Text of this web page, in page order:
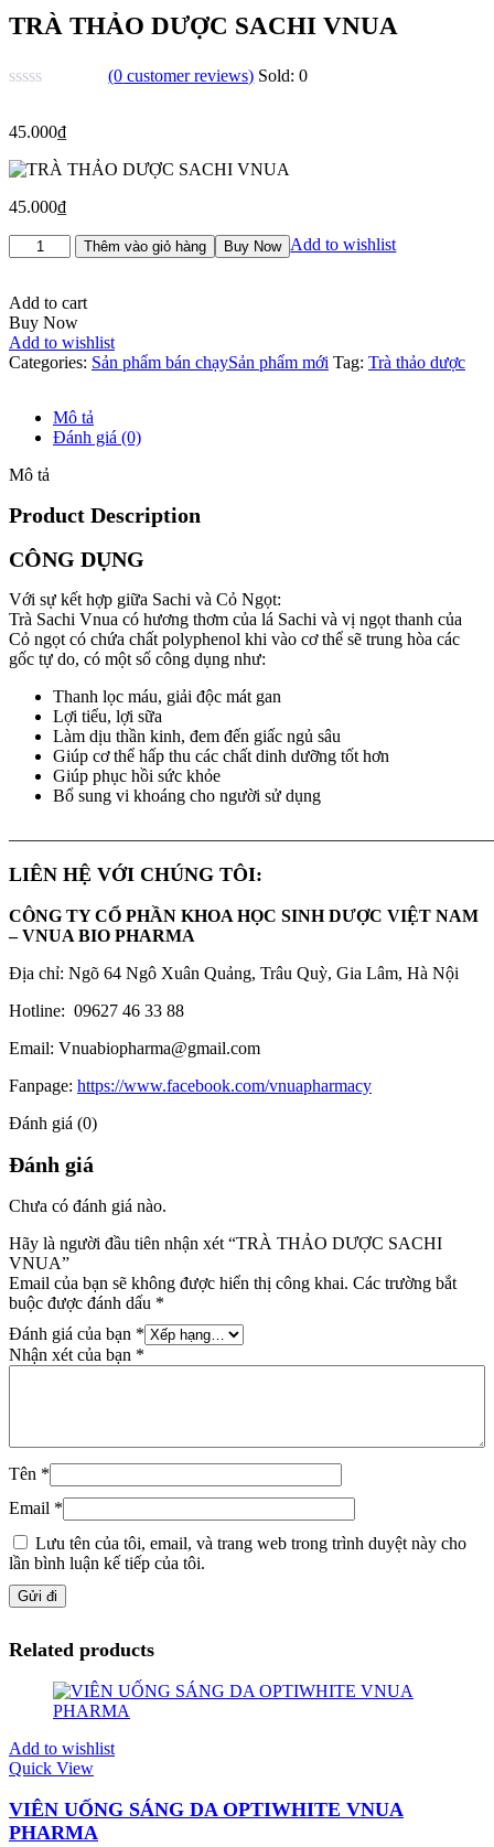
TRÀ THẢO DƯỢC SACHI VNUA
(0 customer reviews) Sold:0
45.000₫
45.000₫
TRÀ
THẢO
SACHI
VNUA
số
lượng
Thêm vào giỏ hàng Buy Now Add to wishlist
Add to cart
Buy Now
Add to wishlist
Categories: Sản phẩm bán chạySản phẩm mới Tag: Trà thảo dược
Mô tả
Đánh giá (0)
Mô tả
Product Description
CÔNG DỤNG
Với sự kết hợp giữa Sachi và Cỏ Ngọt:
Trà Sachi Vnua có hương thơm của lá Sachi và vị ngọt thanh của
Cỏ ngọt có chứa chất polyphenol khi vào cơ thể sẽ trung hòa các
gốc tự do, có một số công dụng như:
Thanh lọc máu, giải độc mát gan
Lợi tiểu, lợi sữa
Làm dịu thần kinh, đem đến giấc ngủ sâu
Giúp cơ thể hấp thu các chất dinh dưỡng tốt hơn
Giúp phục hồi sức khỏe
Bổ sung vi khoáng cho người sử dụng
LIÊN HỆ VỚI CHÚNG TÔI:
CÔNG TY CỔ PHẦN KHOA HỌC SINH DƯỢC VIỆT NAM
– VNUA BIO PHARMA
Địa chỉ: Ngõ 64 Ngô Xuân Quảng, Trâu Quỳ, Gia Lâm, Hà Nội
Hotline: 09627 46 33 88
Email: Vnuabiopharma@gmail.com
Fanpage: https://www.facebook.com/vnuapharmacy
Đánh giá (0)
Đánh giá
Chưa có đánh giá nào.
Hãy là người đầu tiên nhận xét “TRÀ THẢO DƯỢC SACHI
VNUA”
Email của bạn sẽ không được hiển thị công khai. Các trường bắt
buộc được đánh dấu *
Đánh giá của bạn *
Nhận xét của bạn *
Tên *
Email *
Lưu tên của tôi, email, và trang web trong trình duyệt này cho
lần bình luận kế tiếp của tôi.
Related products
Add to wishlist
Quick View
VIÊN UỐNG SÁNG DA OPTIWHITE VNUA
PHARMA